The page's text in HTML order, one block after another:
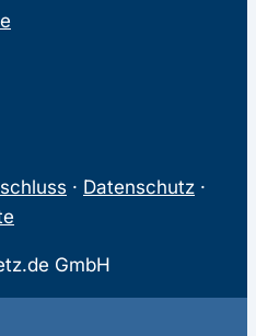
· Datenschutz ·
GmbH